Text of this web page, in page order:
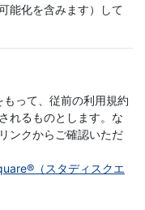
能化を含みます）して
って、従前の利用規約
れるものとします。な
ンクからご確認いただ
（スタディスクエ